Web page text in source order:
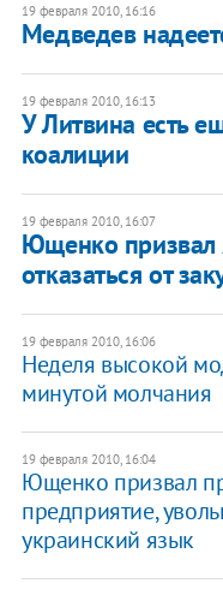
19 февраля 2010, 16:16
Медведев
19 февраля 2010, 16:13
У Литвина есть
коалиции
19 февраля 2010, 16:07
Ющенко призвал
отказаться от
19 февраля 2010, 16:06
Неделя высокой
минутой молчания
19 февраля 2010, 16:04
Ющенко призвал
предприятие,
украинский язык